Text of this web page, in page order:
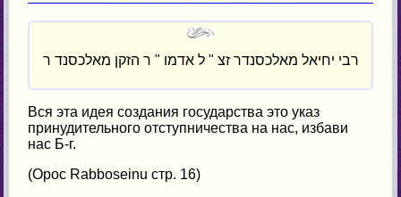
רבי יחיאל מאלכסנדר זצ " ל אדמו " ר הזקן מאלכסנד ר
Вся эта идея создания государства это указ
принудительного отступничества на нас, избави
нас Б-г.
(Орос Rabboseinu стр. 16)